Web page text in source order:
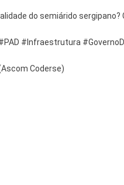
do semiárido sergipano?
#Infraestrutura
Coderse)